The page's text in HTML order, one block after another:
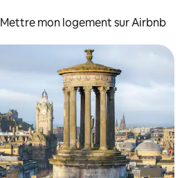
Mettre mon logement sur Airbnb